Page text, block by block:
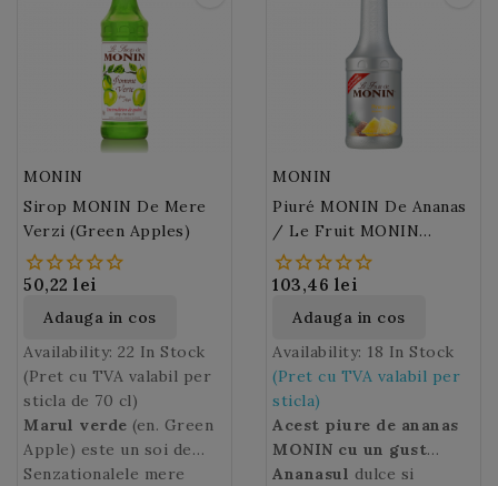
MONIN
Sirop MONIN De Mere
Verzi (Green Apples)
50,22 lei
Adauga in cos
Availability: 22 In Stock
(Pret cu TVA valabil per
sticla de 70 cl)
Marul verde (en. Green
Apple) este un soi de
mere foarte popular pe
Senzationalele mere
MONIN
Piuré MONIN De Ananas
/ Le Fruit MONIN
Ananas 100 Cl
103,46 lei
Adauga in cos
Availability: 18 In Stock
(Pret cu TVA valabil per
sticla)
Acest piure de ananas
MONIN cu un gust
dulce de ananas cu
Ananasul dulce si